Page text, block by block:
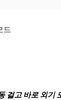
드
걸고 바로 외기